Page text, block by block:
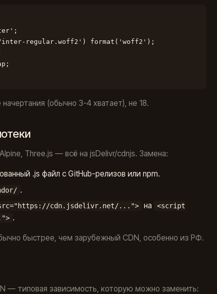
regular.woff2') format('woff2');
(обычно 3-4 хватает), не 18.
Three.js — всё на jsDelivr/cdnjs. Замена:
.js файл с GitHub-релизов или npm.
.
cdn.jsdelivr.net/..."> на
<script
.
быстрее, чем зарубежный CDN, особенно из РФ.
— типовая зависимость, которую можно заменить: